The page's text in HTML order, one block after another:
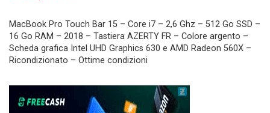
MacBook Pro Touch Bar 15 – Core i7 – 2,6 Ghz – 512 Go SSD –
16 Go RAM – 2018 – Tastiera AZERTY FR – Colore argento –
Scheda grafica Intel UHD Graphics 630 e AMD Radeon 560X –
Ricondizionato – Ottime condizioni